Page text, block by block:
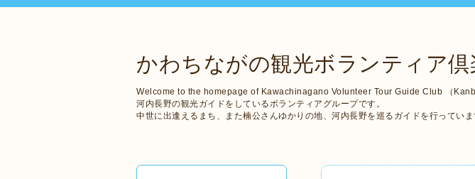
かわちながの観光ボランティア倶
Welcome to the homepage of Kawachinagano Volunteer Tour Guide Club （
河内長野の観光ガイドをしているボランティアグループです。
中世に出逢えるまち、また楠公さんゆかりの地、河内長野を巡るガイドを行っていま